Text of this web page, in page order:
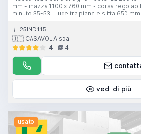
mm - mazza 1100 x 760 mm - corsa
minuto 35-53 - luce tra piano e slitta 650
mm - motore principale 25 hp - motore
premilamiera 30 ton. - corsa premilamiera
25IND115
🇮🇹 CASAVOLA spa
4
4
vedi di più
usato